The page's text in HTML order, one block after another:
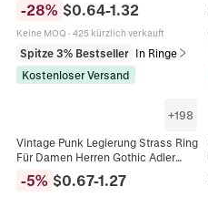
Schmuck Für Damen
-28% $0.64-1.32
Keine MOQ · 425 kürzlich verkauft
Spitze 3% Bestseller In Ringe
Kostenloser Versand
+198
Vintage Punk Legierung Strass Ring
Für Damen Herren Gothic Adler
Totenkopf Totem Muster Retro
Statement Band Schmuck
-5% $0.67-1.27